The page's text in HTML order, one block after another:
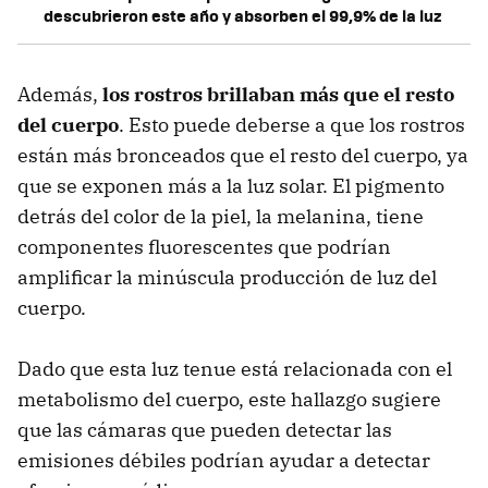
descubrieron este año y absorben el 99,9% de la luz
Además, los rostros brillaban más que el resto
del cuerpo. Esto puede deberse a que los rostros
están más bronceados que el resto del cuerpo, ya
que se exponen más a la luz solar. El pigmento
detrás del color de la piel, la melanina, tiene
componentes fluorescentes que podrían
amplificar la minúscula producción de luz del
cuerpo.
Dado que esta luz tenue está relacionada con el
metabolismo del cuerpo, este hallazgo sugiere
que las cámaras que pueden detectar las
emisiones débiles podrían ayudar a detectar